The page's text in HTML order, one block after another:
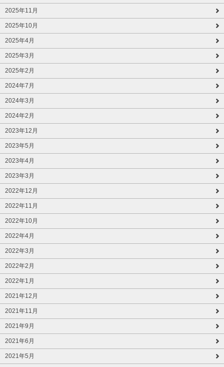
2025年11月
2025年10月
2025年4月
2025年3月
2025年2月
2024年7月
2024年3月
2024年2月
2023年12月
2023年5月
2023年4月
2023年3月
2022年12月
2022年11月
2022年10月
2022年4月
2022年3月
2022年2月
2022年1月
2021年12月
2021年11月
2021年9月
2021年6月
2021年5月